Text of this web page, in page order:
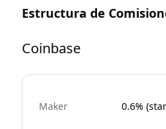
Estructura de
Coinbase
Maker 0.6%